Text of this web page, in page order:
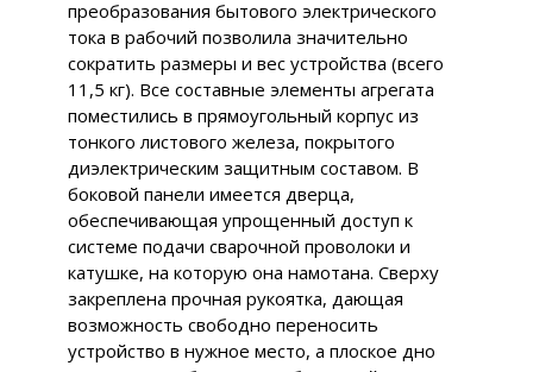
преобразования бытового электрического
тока в рабочий позволила значительно
сократить размеры и вес устройства (всего
11,5 кг). Все составные элементы агрегата
поместились в прямоугольный корпус из
тонкого листового железа, покрытого
диэлектрическим защитным составом. В
боковой панели имеется дверца,
обеспечивающая упрощенный доступ к
системе подачи сварочной проволоки и
катушке, на которую она намотана. Сверху
закреплена прочная рукоятка, дающая
возможность свободно переносить
устройство в нужное место, а плоское дно